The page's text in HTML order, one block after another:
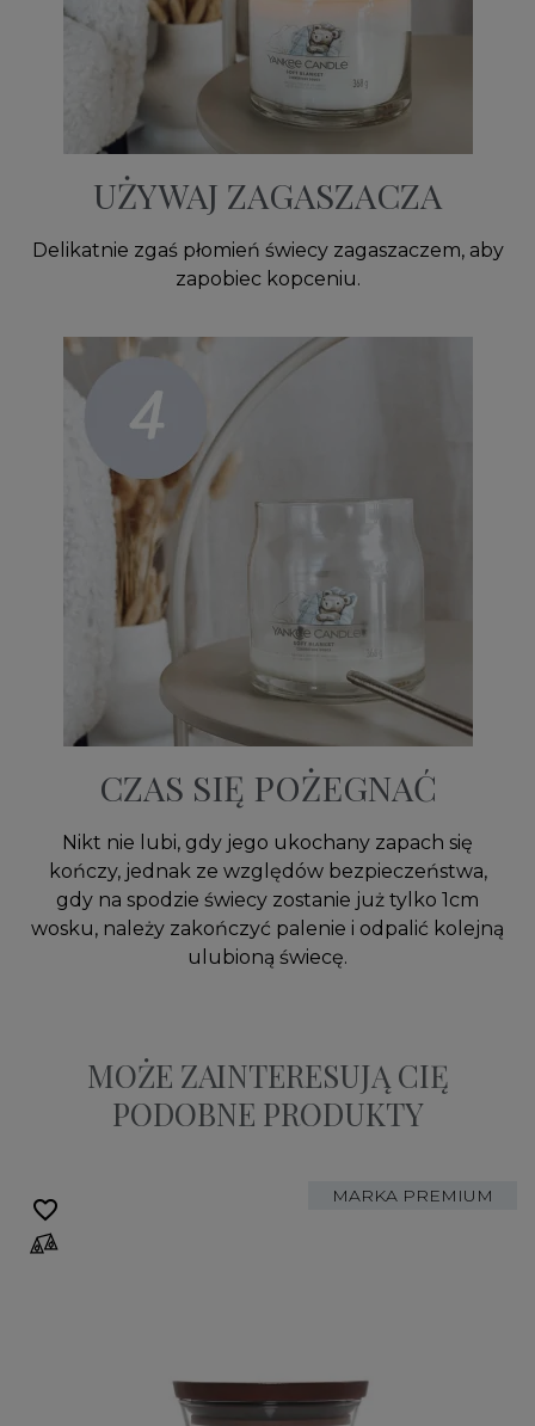
UŻYWAJ ZAGASZACZA
Delikatnie zgaś płomień świecy zagaszaczem, aby
zapobiec kopceniu.
CZAS SIĘ POŻEGNAĆ
Nikt nie lubi, gdy jego ukochany zapach się
kończy, jednak ze względów bezpieczeństwa,
gdy na spodzie świecy zostanie już tylko 1cm
wosku, należy zakończyć palenie i odpalić kolejną
ulubioną świecę.
MOŻE ZAINTERESUJĄ CIĘ
PODOBNE PRODUKTY
MARKA PREMIUM
favorite_border